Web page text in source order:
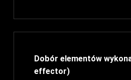
Dobór elementów
effector)